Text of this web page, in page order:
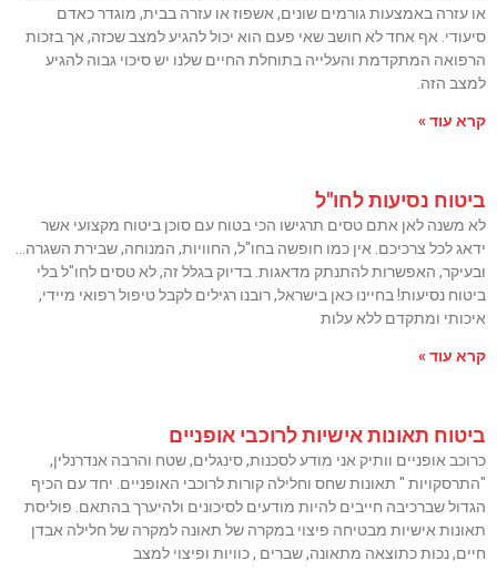
או עזרה באמצעות גורמים שונים, אשפוז או עזרה בבית, מוגדר כאדם
סיעודי. אף אחד לא חושב שאי פעם הוא יכול להגיע למצב שכזה, אך בזכות
הרפואה המתקדמת והעלייה בתוחלת החיים שלנו יש סיכוי גבוה להגיע
למצב הזה.
קרא עוד »
ביטוח נסיעות לחו"ל
לא משנה לאן אתם טסים תרגישו הכי בטוח עם סוכן ביטוח מקצועי אשר
ידאג לכל צרכיכם. אין כמו חופשה בחו"ל, החוויות, המנוחה, שבירת השגרה…
ובעיקר, האפשרות להתנתק מדאגות. בדיוק בגלל זה, לא טסים לחו"ל בלי
ביטוח נסיעות! בחיינו כאן בישראל, רובנו רגילים לקבל טיפול רפואי מיידי,
איכותי ומתקדם ללא עלות
קרא עוד »
ביטוח תאונות אישיות לרוכבי אופניים
כרוכב אופניים וותיק אני מודע לסכנות, סינגלים, שטח והרבה אנדרנלין,
"התרסקויות " תאונות שחס וחלילה קורות לרוכבי האופניים. יחד עם הכיף
הגדול שברכיבה חייבים להיות מודעים לסיכונים ולהיערך בהתאם. פוליסת
תאונות אישיות מבטיחה פיצוי במקרה של תאונה למקרה של חלילה אבדן
חיים, נכות כתוצאה מתאונה, שברים , כוויות ופיצוי למצב